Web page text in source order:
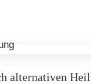
alternativen